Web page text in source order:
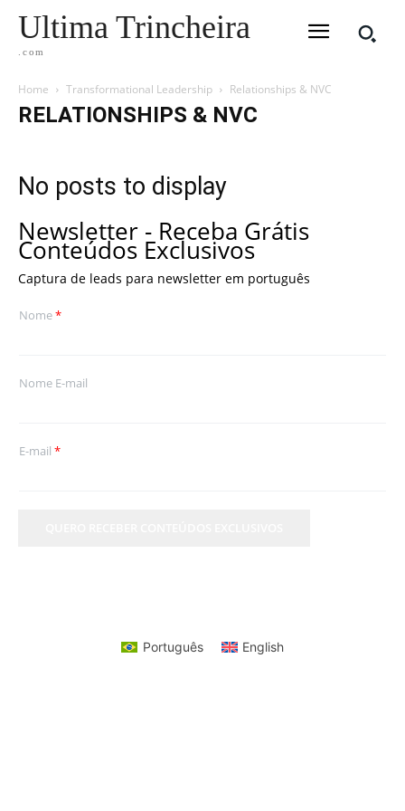
Ultima Trincheira
.com
Home Transformational Leadership Relationships & NVC
RELATIONSHIPS & NVC
No posts to display
Newsletter - Receba Grátis
Conteúdos Exclusivos
Captura de leads para newsletter em português
Nome*
Nome E-mail
E-mail *
Português English